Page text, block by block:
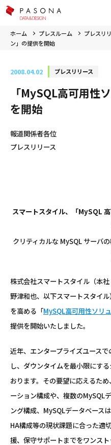
ホーム プレスルーム プレスリ
ン」の提供を開始
2008.04.02 プレスリリース
「MySQL高可用性
を開始
報道関係者各位
プレスリリース
スマートスタイル、「MySQL
クリティカルな MySQL サーバ
株式会社スマートスタイル（本
野津和也、以下スマートスタイ
を高める「MySQL高可用性ソリ
提供を開始いたしました。
近年、エンタープライズユース
し、ダウンタイムを最小限にす
おります。その要望に応えるた
ーション構成や、複数のMySQL
ング構成、MySQLデータベース
HA構成等の現状課題に合った適
援、保守サポートまでをワンスト